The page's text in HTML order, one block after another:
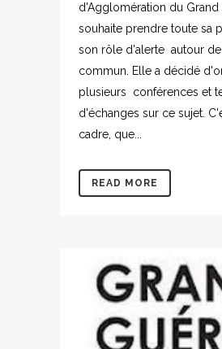
d'Agglomération du Grand
souhaite prendre toute sa
son rôle d'alerte autour
commun. Elle a décidé
plusieurs conférences et
d'échanges sur ce sujet.
cadre, que...
READ MORE